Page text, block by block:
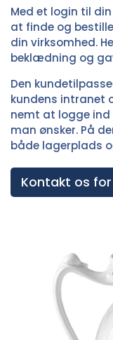
Med et login til
at finde og
din virksomhed.
beklædning og
Den
kundens intranet
nemt at logge ind
man ønsker. På
både lagerplads
Kontakt os